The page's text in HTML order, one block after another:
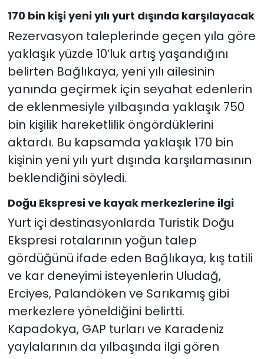
170 bin kişi yeni yılı yurt dışında karşılayacak
Rezervasyon taleplerinde geçen yıla göre
yaklaşık yüzde 10’luk artış yaşandığını
belirten Bağlıkaya, yeni yılı ailesinin
yanında geçirmek için seyahat edenlerin
de eklenmesiyle yılbaşında yaklaşık 750
bin kişilik hareketlilik öngördüklerini
aktardı. Bu kapsamda yaklaşık 170 bin
kişinin yeni yılı yurt dışında karşılamasının
beklendiğini söyledi.
Doğu Ekspresi ve kayak merkezlerine ilgi
Yurt içi destinasyonlarda Turistik Doğu
Ekspresi rotalarının yoğun talep
gördüğünü ifade eden Bağlıkaya, kış tatili
ve kar deneyimi isteyenlerin Uludağ,
Erciyes, Palandöken ve Sarıkamış gibi
merkezlere yöneldiğini belirtti.
Kapadokya, GAP turları ve Karadeniz
yaylalarının da yılbaşında ilgi gören